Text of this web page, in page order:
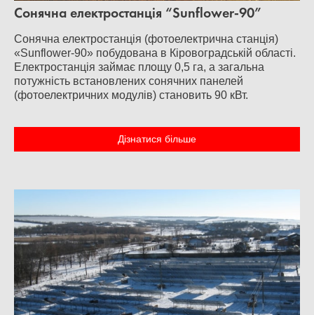
Сонячна електростанція “Sunflower-90”
Сонячна електростанція (фотоелектрична станція)
«Sunflower-90» побудована в Кіровоградській області.
Електростанція займає площу 0,5 га, а загальна
потужність встановлених сонячних панелей
(фотоелектричних модулів) становить 90 кВт.
Дізнатися більше